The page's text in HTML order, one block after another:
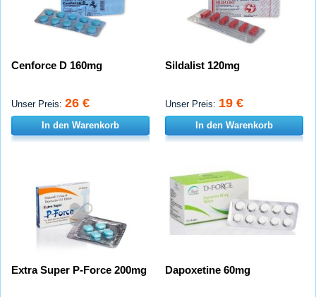
Cenforce D 160mg
Unser Preis: 26 €
In den Warenkorb
Sildalist 120mg
Unser Preis: 19 €
In den Warenkorb
Extra Super P-Force 200mg Dapoxetine 60mg